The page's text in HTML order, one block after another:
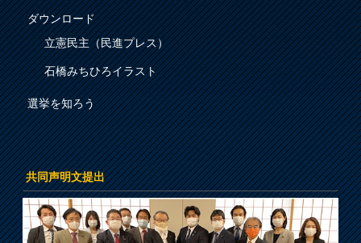
ダウンロード
立憲民主（民進プレス）
石橋みちひろイラスト
選挙を知ろう
共同声明文提出